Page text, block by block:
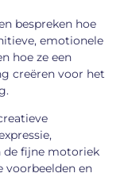
bespreken hoe
emotionele
hoe ze een
creëren voor het
de fijne motoriek
voorbeelden en